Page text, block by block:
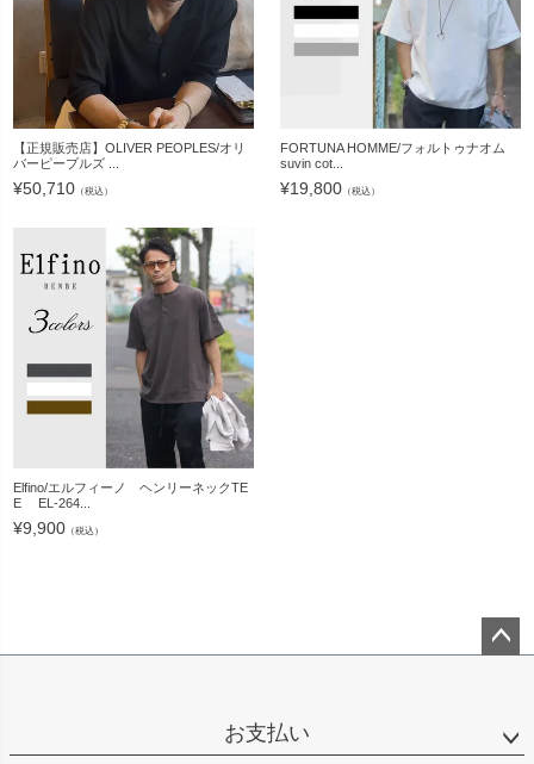
【正規販売店】OLIVER PEOPLES/オリ
バーピープルズ ...
¥50,710 （税込）
FORTUNA HOMME/フォルトゥナオム
suvin cot...
¥19,800 （税込）
Elfino/エルフィーノ ヘンリーネックTE
E EL-264...
¥9,900 （税込）
お支払い